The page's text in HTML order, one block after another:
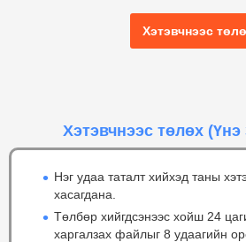
Хэтэвчнээс
Хэтэвчнээс төлөх (Үнэ
Нэг удаа таталт хийхэд таны
хасагдана.
Төлбөр хийгдсэнээс хойш 24
харгалзах файлыг 8 удаагийн